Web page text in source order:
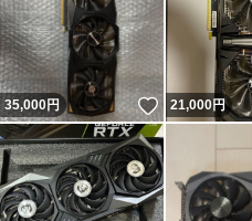
35,000円 いいね！
21,000円